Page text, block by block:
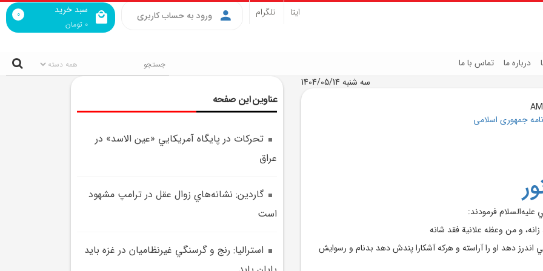
سبد خرید
0 تومان
0 ورود به حساب کاربری ایتا تلگرام
درباره ما
تماس با ما
سه شنبه 1404/05/14
جمهوری اسلامی
فرمودند:
و من وعظه علانية فقد شانه
اندرز دهد او را آراسته و هرکه آشکارا پندش دهد بدنام و رسوايش
عناوین این صفحه
تحرکات در پايگاه آمريکايي «عين الاسد» در
عراق
گاردين: نشانه‌هاي زوال عقل در ترامپ مشهود
است
استراليا: رنج و گرسنگي غيرنظاميان در غزه بايد